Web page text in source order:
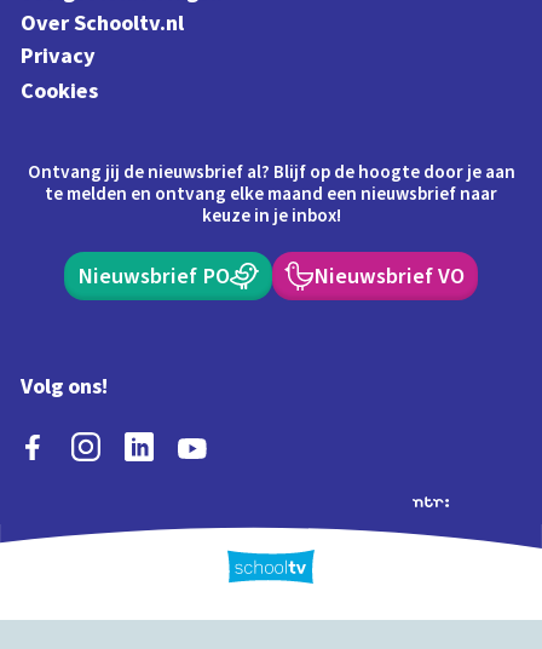
Over Schooltv.nl
Privacy
Cookies
Ontvang jij de nieuwsbrief al? Blijf op de hoogte door je aan
te melden en ontvang elke maand een nieuwsbrief naar
keuze in je inbox!
Nieuwsbrief PO Nieuwsbrief VO
Volg ons!